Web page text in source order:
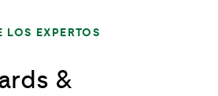
LOS EXPERTOS
&